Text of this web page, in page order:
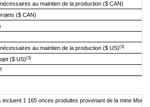
au maintien de la production ($ CAN)
($ CAN)
au maintien de la production ($ US)(3)
($ US)(3)
1 165 onces produites provenant de la mine